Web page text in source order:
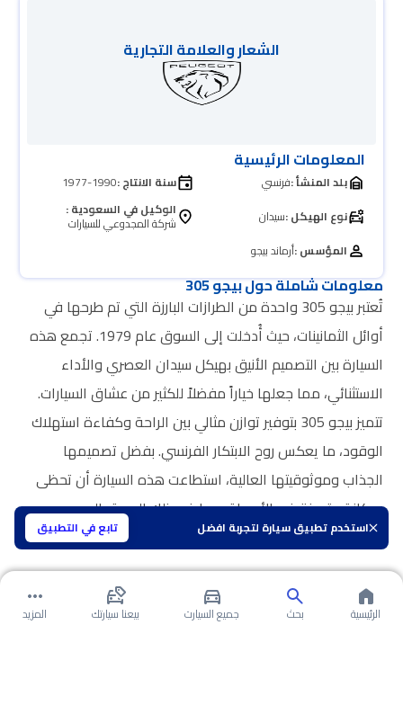
استخدم تطبيق سيارة لتجربة افضل تابع في التطبيق
الشعار والعلامة التجارية
المعلومات الرئيسية
بلد المنشأ :فرنسي سنة الانتاج :1977-1990
نوع الهيكل :سيدان الوكيل في السعودية :
شركة المجدوعي للسيارات
المؤسس :أرماند بيجو
معلومات شاملة حول بيجو 305
تُعتبر بيجو 305 واحدة من الطرازات البارزة التي تم طرحها في
أوائل الثمانينات، حيث أُدخلت إلى السوق عام 1979. تجمع هذه
السيارة بين التصميم الأنيق بهيكل سيدان العصري والأداء
الاستثنائي، مما جعلها خياراً مفضلاً للكثير من عشاق السيارات.
تتميز بيجو 305 بتوفير توازن مثالي بين الراحة وكفاءة استهلاك
الوقود، ما يعكس روح الابتكار الفرنسي. بفضل تصميمها
الجذاب وموثوقيتها العالية، استطاعت هذه السيارة أن تحظى
بمكانة متميزة في الأسواق، بما في ذلك السوق السعودي،
مما يعزز جاذبيتها كخيار استثماري ذكي في عالم السيارات.
الرئيسية بحث جميع السيارت بيعنا سيارتك المزيد